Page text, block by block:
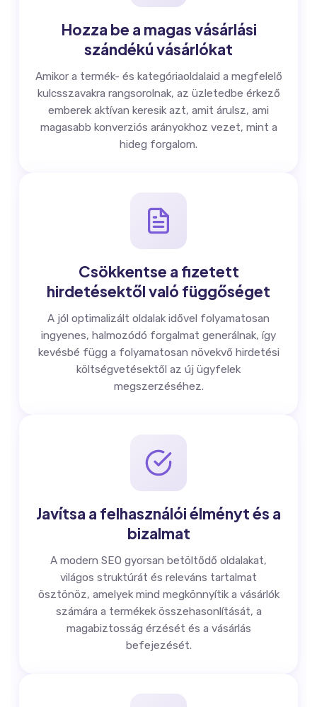
Hozza be a magas vásárlási
szándékú vásárlókat
Amikor a termék- és kategóriaoldalaid a megfelelő
kulcsszavakra rangsorolnak, az üzletedbe érkező
emberek aktívan keresik azt, amit árulsz, ami
magasabb konverziós arányokhoz vezet, mint a
hideg forgalom.
Csökkentse a fizetett
hirdetésektől való függőséget
A jól optimalizált oldalak idővel folyamatosan
ingyenes, halmozódó forgalmat generálnak, így
kevésbé függ a folyamatosan növekvő hirdetési
költségvetésektől az új ügyfelek
megszerzéséhez.
Javítsa a felhasználói élményt és a
bizalmat
A modern SEO gyorsan betöltődő oldalakat,
világos struktúrát és releváns tartalmat
ösztönöz, amelyek mind megkönnyítik a vásárlók
számára a termékek összehasonlítását, a
magabiztosság érzését és a vásárlás
befejezését.